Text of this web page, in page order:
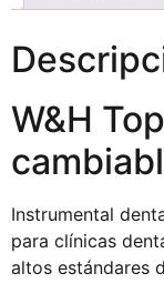
W&H
Instrumental
para clínicas
altos estándares